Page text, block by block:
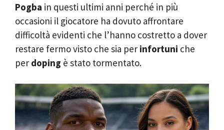
Pogba in questi ultimi anni perché in più
occasioni il giocatore ha dovuto affrontare
difficoltà evidenti che l’hanno costretto a dover
restare fermo visto che sia per infortuni che
per doping è stato tormentato.